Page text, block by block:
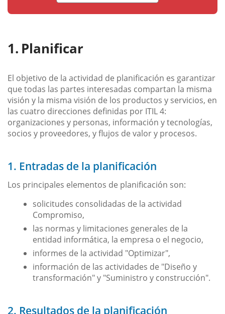
Planificar
El objetivo de la actividad de planificación es garantizar
que todas las partes interesadas compartan la misma
visión y la misma visión de los productos y servicios, en
las cuatro direcciones definidas por ITIL 4:
organizaciones y personas, información y tecnologías,
socios y proveedores, y flujos de valor y procesos.
1. Entradas de la planificación
Los principales elementos de planificación son:
solicitudes consolidadas de la actividad
Compromiso,
las normas y limitaciones generales de la
entidad informática, la empresa o el negocio,
informes de la actividad "Optimizar",
información de las actividades de "Diseño y
transformación" y "Suministro y construcción".
2. Resultados de la planificación